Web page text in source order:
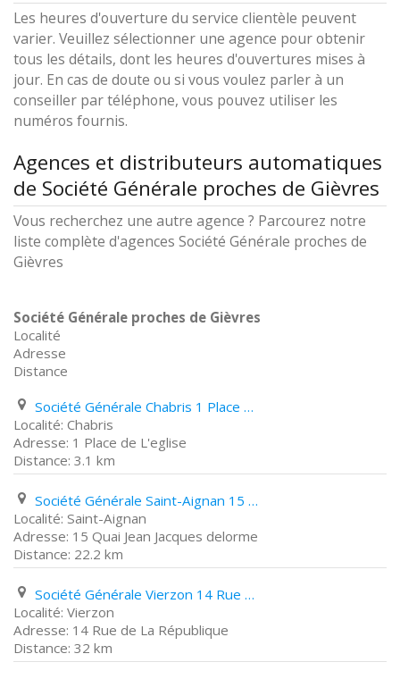
Les heures d'ouverture du service clientèle peuvent
varier. Veuillez sélectionner une agence pour obtenir
tous les détails, dont les heures d'ouvertures mises à
jour. En cas de doute ou si vous voulez parler à un
conseiller par téléphone, vous pouvez utiliser les
numéros fournis.
Agences et distributeurs automatiques
de Société Générale proches de Gièvres
Vous recherchez une autre agence ? Parcourez notre
liste complète d'agences Société Générale proches de
Gièvres
Société Générale proches de Gièvres
Localité
Adresse
Distance
Société Générale Chabris 1 Place de L'eglise
Chabris
1 Place de L'eglise
3.1 km
Société Générale Saint-Aignan 15 Quai Jean Jacques delorme
Saint-Aignan
15 Quai Jean Jacques delorme
22.2 km
Société Générale Vierzon 14 Rue de La République
Vierzon
14 Rue de La République
32 km